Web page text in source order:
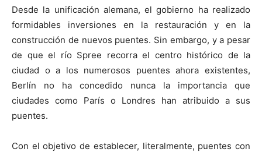
Desde la unificación alemana, el gobierno ha realizado
formidables inversiones en la restauración y en la
construcción de nuevos puentes. Sin embargo, y a pesar
de que el río Spree recorra el centro histórico de la
ciudad o a los numerosos puentes ahora existentes,
Berlín no ha concedido nunca la importancia que
ciudades como París o Londres han atribuido a sus
puentes.
Con el objetivo de establecer, literalmente, puentes con